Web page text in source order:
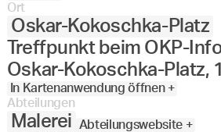
Ort
Oskar-Kokoschka-Platz
Treffpunkt beim OKP-
Oskar-Kokoschka-Platz,
In Kartenanwendung öffnen +
Abteilungen
Malerei
Abteilungswebsite +